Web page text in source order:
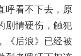
呼看不下去，原
剧情硬伤，触犯
《后浪》已经被